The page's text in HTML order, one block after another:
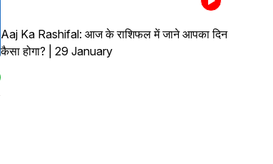
Aaj Ka Rashifal: आज के राशिफल में जाने आपका दिन
कैसा होगा? | 29 January